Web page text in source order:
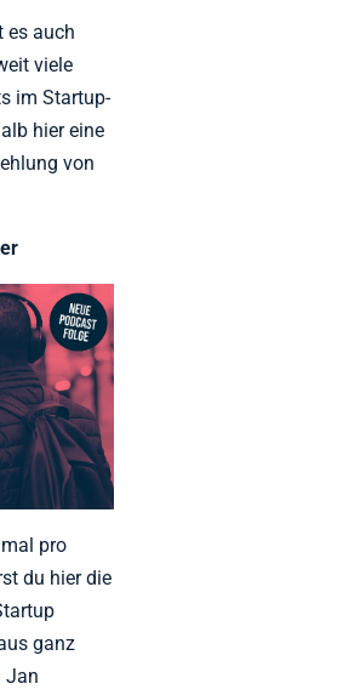
es auch
viele
im Startup-
hier eine
von
pro
du hier die
ganz
Jan